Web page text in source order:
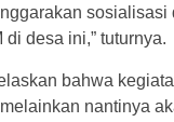
sosialisasi
desa ini,” tuturnya.
bahwa
nantinya